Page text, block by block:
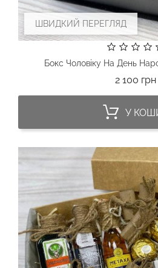
ШВИДКИЙ ПЕРЕГЛЯД
Бокс Чоловіку На День
2 100 грн
У